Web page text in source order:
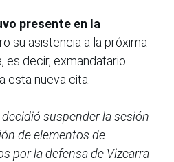
presente en la
su asistencia a la próxima
es decir, exmandatario
esta nueva cita.
decidió suspender la sesión
de elementos de
por la defensa de Vizcarra